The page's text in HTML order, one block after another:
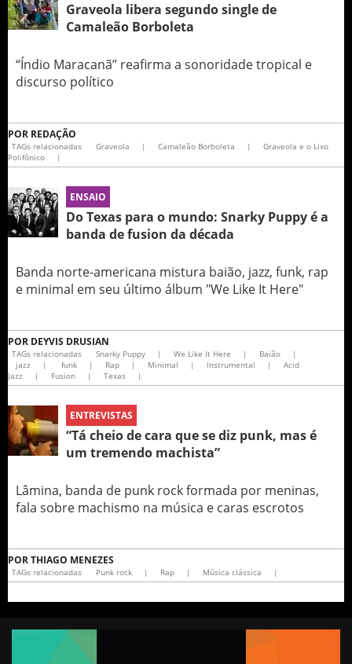
Graveola libera segundo single de
Camaleão Borboleta
“Índio Maracanã” reafirma a sonoridade tropical e
discurso político
POR REDAÇÃO
TAGs relacionadas Graveola | Camaleão Borboleta |
Graveola e o Lixo
Polifônico
|
ENSAIO
Do Texas para o mundo: Snarky Puppy é a
banda de fusion da década
Banda norte-americana mistura baião, jazz, funk, rap
e minimal em seu último álbum "We Like It Here"
POR DEYVIS DRUSIAN
TAGs relacionadas Snarky Puppy | We Like It Here | Baião
|
jazz
| funk | Rap | Minimal | Instrumental |
Acid
Jazz
| Fusion | Texas |
ENTREVISTAS
“Tá cheio de cara que se diz punk, mas é
um tremendo machista”
Lâmina, banda de punk rock formada por meninas,
fala sobre machismo na música e caras escrotos
PORTHIAGO MENEZES
TAGs relacionadas Punk rock | Rap | Música clássica |